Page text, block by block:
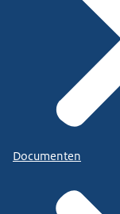
Documenten